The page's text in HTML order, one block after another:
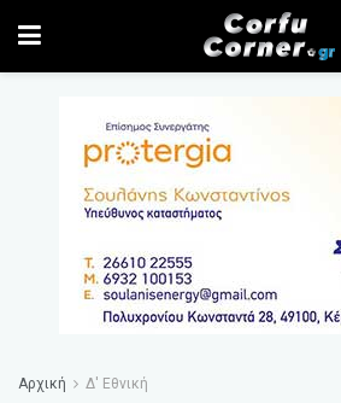
Αρχική Δ' Εθνική